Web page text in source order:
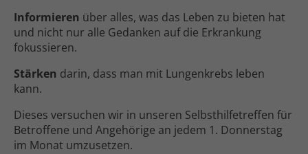
Informieren über alles, was das Leben zu bieten hat
und nicht nur alle Gedanken auf die Erkrankung
fokussieren.
Stärken darin, dass man mit Lungen­krebs leben
kann.
Dieses versuchen wir in unseren Selbst­hilfe­treffen für
Betroffene und Angehörige an jedem 1. Donnerstag
im Monat umzusetzen.